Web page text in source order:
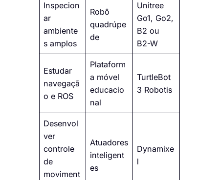
Inspecion
ar
ambiente
s amplos
Robô
quadrúpe
de
Unitree
Go1, Go2,
B2 ou
B2-W
Estudar
navegaçã
o e ROS
Plataform
a móvel
educacio
nal
TurtleBot
3 Robotis
Desenvol
ver
controle
de
moviment
Atuadores
inteligent
es
Dynamixe
l